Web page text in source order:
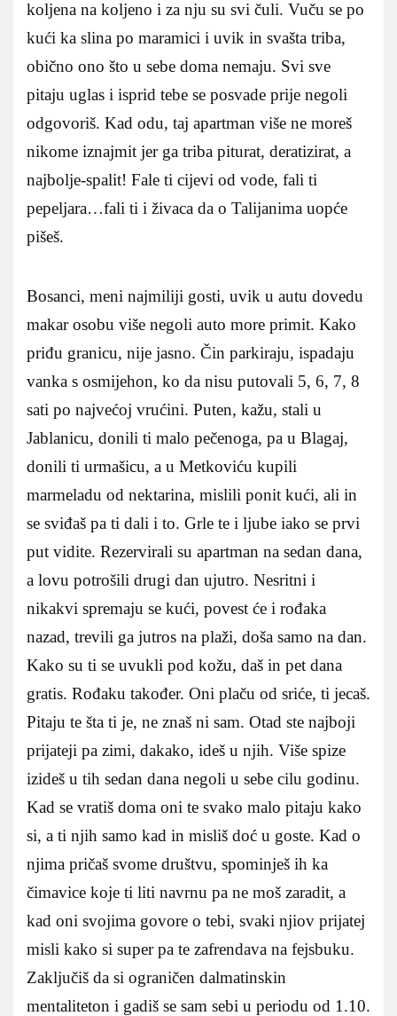
koljena na koljeno i za nju su svi čuli. Vuču se po
kući ka slina po maramici i uvik in svašta triba,
obično ono što u sebe doma nemaju. Svi sve
pitaju uglas i isprid tebe se posvade prije negoli
odgovoriš. Kad odu, taj apartman više ne moreš
nikome iznajmit jer ga triba piturat, deratizirat, a
najbolje-spalit! Fale ti cijevi od vode, fali ti
pepeljara…fali ti i živaca da o Talijanima uopće
pišeš.
Bosanci, meni najmiliji gosti, uvik u autu dovedu
makar osobu više negoli auto more primit. Kako
priđu granicu, nije jasno. Čin parkiraju, ispadaju
vanka s osmijehon, ko da nisu putovali 5, 6, 7, 8
sati po najvećoj vrućini. Puten, kažu, stali u
Jablanicu, donili ti malo pečenoga, pa u Blagaj,
donili ti urmašicu, a u Metkoviću kupili
marmeladu od nektarina, mislili ponit kući, ali in
se sviđaš pa ti dali i to. Grle te i ljube iako se prvi
put vidite. Rezervirali su apartman na sedan dana,
a lovu potrošili drugi dan ujutro. Nesritni i
nikakvi spremaju se kući, povest će i rođaka
nazad, trevili ga jutros na plaži, doša samo na dan.
Kako su ti se uvukli pod kožu, daš in pet dana
gratis. Rođaku također. Oni plaču od sriće, ti jecaš.
Pitaju te šta ti je, ne znaš ni sam. Otad ste najboji
prijateji pa zimi, dakako, ideš u njih. Više spize
izideš u tih sedan dana negoli u sebe cilu godinu.
Kad se vratiš doma oni te svako malo pitaju kako
si, a ti njih samo kad in misliš doć u goste. Kad o
njima pričaš svome društvu, spominješ ih ka
čimavice koje ti liti navrnu pa ne moš zaradit, a
kad oni svojima govore o tebi, svaki njiov prijatej
misli kako si super pa te zafrendava na fejsbuku.
Zaključiš da si ograničen dalmatinskin
mentaliteton i gadiš se sam sebi u periodu od 1.10.